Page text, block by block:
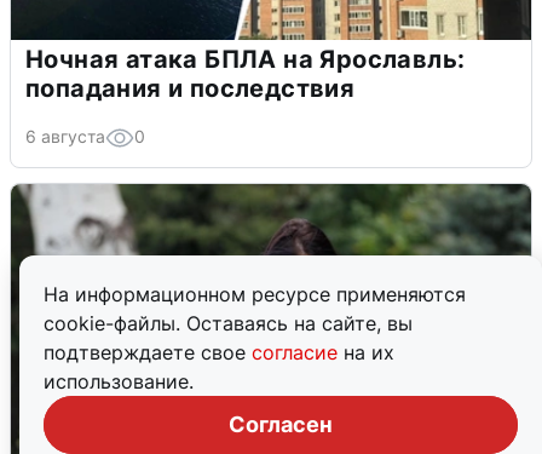
На информационном ресурсе применяются
cookie-файлы. Оставаясь на сайте, вы
подтверждаете свое согласие на их
использование.
Согласен
Ночная атака БПЛА на Ярославль:
попадания и последствия
6 августа 0